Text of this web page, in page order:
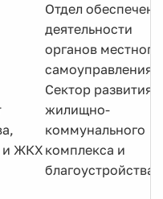
Отдел
деятельности
органов местного
самоуправления
и ЖКХ
Сектор развития
жилищно-
коммунального
комплекса и
благоустройства